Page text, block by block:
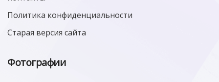
Политика конфиденциальности
Старая версия сайта
Фотографии